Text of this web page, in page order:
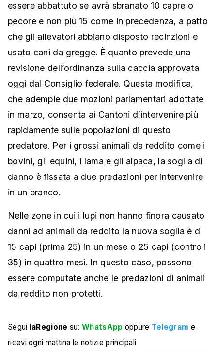
essere abbattuto se avrà sbranato 10 capre o
pecore e non più 15 come in precedenza, a patto
che gli allevatori abbiano disposto recinzioni e
usato cani da gregge. È quanto prevede una
revisione dell’ordinanza sulla caccia approvata
oggi dal Consiglio federale. Questa modifica,
che adempie due mozioni parlamentari adottate
in marzo, consenta ai Cantoni d’intervenire più
rapidamente sulle popolazioni di questo
predatore. Per i grossi animali da reddito come i
bovini, gli equini, i lama e gli alpaca, la soglia di
danno è fissata a due predazioni per intervenire
in un branco.
Nelle zone in cui i lupi non hanno finora causato
danni ad animali da reddito la nuova soglia è di
15 capi (prima 25) in un mese o 25 capi (contro i
35) in quattro mesi. In questo caso, possono
essere computate anche le predazioni di animali
da reddito non protetti.
Segui laRegione su:WhatsApp oppure Telegram e
ricevi ogni mattina le notizie principali